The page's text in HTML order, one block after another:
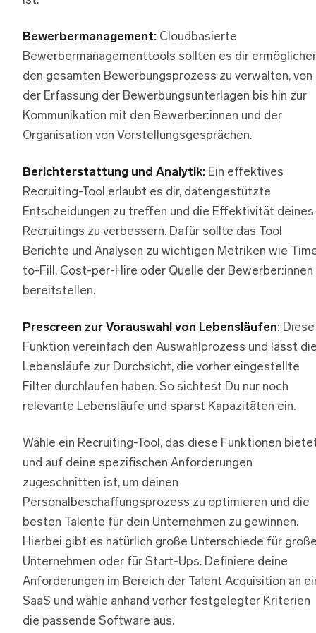
Bewerbermanagement: Cloudbasierte
Bewerbermanagementtools sollten es dir
den gesamten Bewerbungsprozess zu verwalten, von
der Erfassung der Bewerbungsunterlagen bis hin zur
Kommunikation mit den Bewerber:innen und der
Organisation von Vorstellungsgesprächen.
Berichterstattung und Analytik: Ein effektives
Recruiting-Tool erlaubt es dir, datengestützte
Entscheidungen zu treffen und die Effektivität deines
Recruitings zu verbessern. Dafür sollte das Tool
Berichte und Analysen zu wichtigen Metriken wie
to-Fill, Cost-per-Hire oder Quelle der Bewerber:innen
bereitstellen.
Prescreen zur Vorauswahl von Lebensläufen: Diese
Funktion vereinfach den Auswahlprozess und lässt
Lebensläufe zur Durchsicht, die vorher eingestellte
Filter durchlaufen haben. So sichtest Du nur noch
relevante Lebensläufe und sparst Kapazitäten ein.
Wähle ein Recruiting-Tool, das diese Funktionen
und auf deine spezifischen Anforderungen
zugeschnitten ist, um deinen
Personalbeschaffungsprozess zu optimieren und die
besten Talente für dein Unternehmen zu gewinnen.
Hierbei gibt es natürlich große Unterschiede für
Unternehmen oder für Start-Ups. Definiere deine
Anforderungen im Bereich der Talent Acquisition an
SaaS und wähle anhand vorher festgelegter Kriterien
die passende Software aus.